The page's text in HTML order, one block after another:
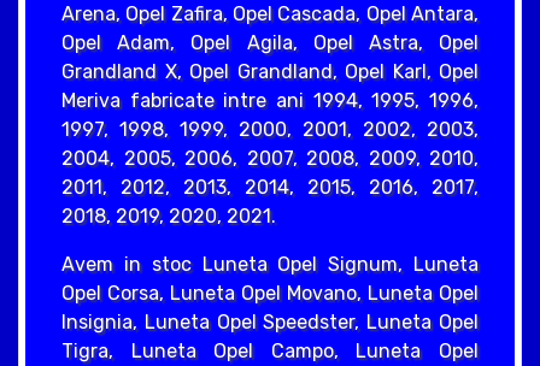
Arena, Opel Zafira, Opel Cascada, Opel Antara,
Opel Adam, Opel Agila, Opel Astra, Opel
Grandland X, Opel Grandland, Opel Karl, Opel
Meriva fabricate intre ani 1994, 1995, 1996,
1997, 1998, 1999, 2000, 2001, 2002, 2003,
2004, 2005, 2006, 2007, 2008, 2009, 2010,
2011, 2012, 2013, 2014, 2015, 2016, 2017,
2018, 2019, 2020, 2021.
Avem in stoc Luneta Opel Signum, Luneta
Opel Corsa, Luneta Opel Movano, Luneta Opel
Insignia, Luneta Opel Speedster, Luneta Opel
Tigra, Luneta Opel Campo, Luneta Opel